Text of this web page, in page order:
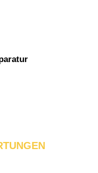
Die Türöffnung ging
den Rückruf warten.